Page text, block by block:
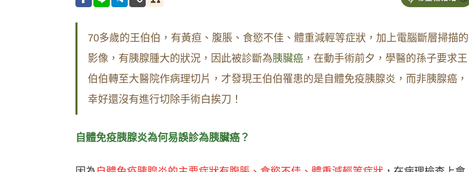
70多歲的王伯伯，有黃疸、腹脹、食慾不佳、體重減輕等症狀，加上電腦斷層掃描的
影像，有胰腺腫大的狀況，因此被診斷為胰臟癌 ，在動手術前夕，學醫的孫子要求王
伯伯轉至大醫院作病理切片，才發現王伯伯罹患的是自體免疫胰腺炎，而非胰腺癌，
幸好還沒有進行切除手術白挨刀！
自體免疫胰腺炎為何易誤診為胰臟癌？